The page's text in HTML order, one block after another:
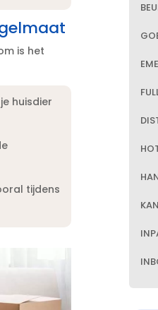
is het
huisdier
tijdens